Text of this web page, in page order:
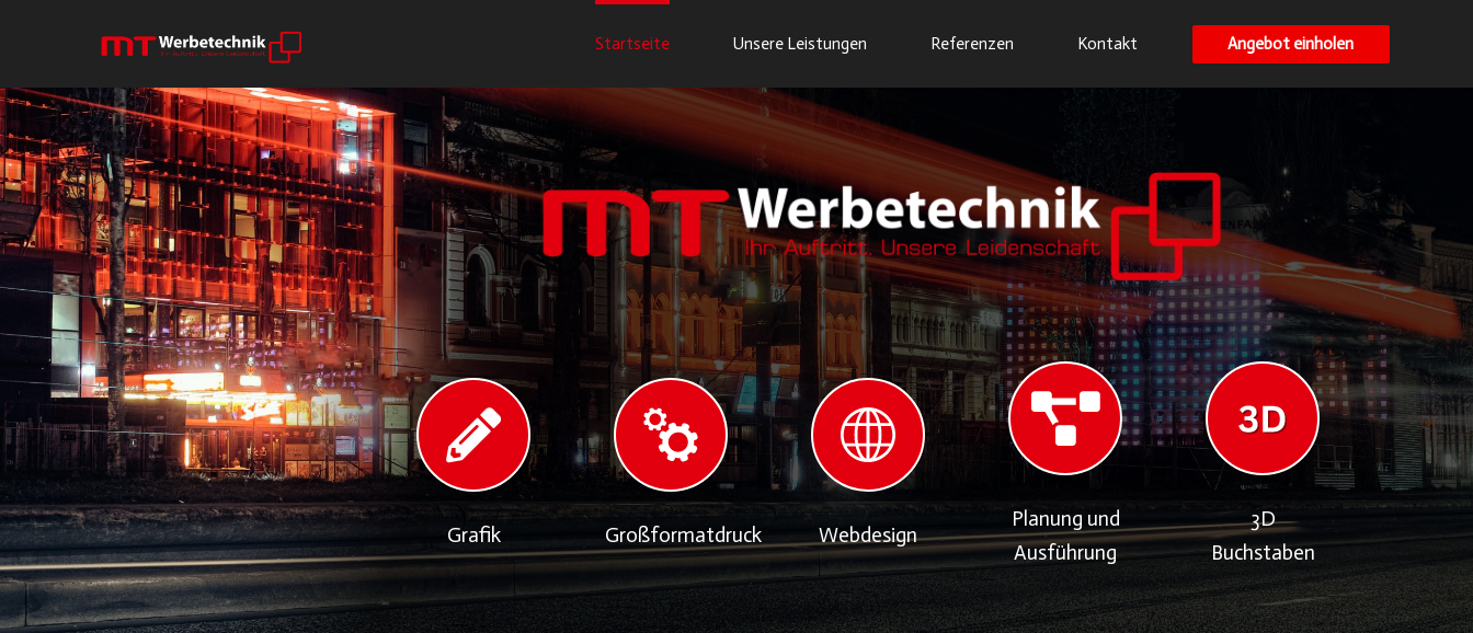
Startseite Unsere Leistungen Referenzen Kontakt Angebot einholen
Grafik Großformatdruck Webdesign
Planung und
Ausführung
3D
Buchstaben